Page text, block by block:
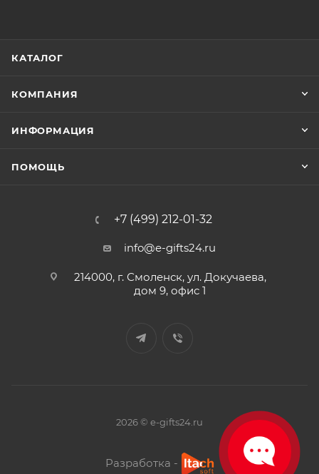
КАТАЛОГ
КОМПАНИЯ
ИНФОРМАЦИЯ
ПОМОЩЬ
+7 (499) 212-01-32
info@e-gifts24.ru
214000, г. Смоленск, ул. Докучаева,
дом 9, офис 1
2026 © e-gifts24.ru
Разработка -